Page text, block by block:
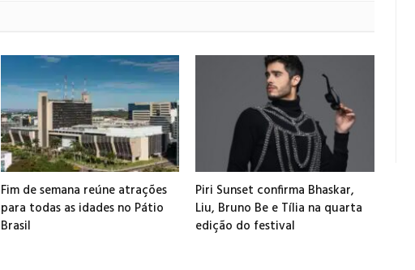
Fim de semana reúne atrações
para todas as idades no Pátio
Brasil
Piri Sunset confirma Bhaskar,
Liu, Bruno Be e Tília na quarta
edição do festival